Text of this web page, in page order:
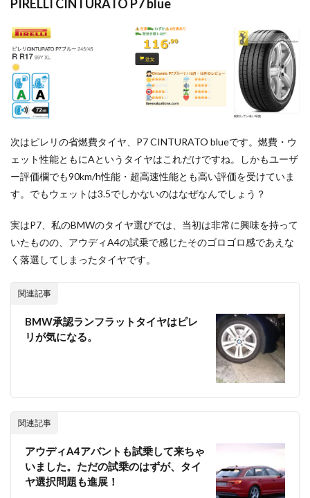
PIRELLI CINTURATO P7 blue
次はピレリの省燃費タイヤ、P7 CINTURATO blueです。燃費・ウ
ェット性能ともにAというタイヤはこれだけですね。しかもユーザ
ー評価欄でも90km/h性能・超高速性能とも高い評価を受けていま
す。でもウェットは3.5でしかないのはなぜなんでしょう？
実はP7、私のBMWのタイヤ選びでは、当初は非常に興味を持って
いたものの、アウディA4の試乗で感じたそのゴロゴロ感であえな
く落選してしまったタイヤです。
関連記事
BMW承認ランフラットタイヤはピレ
リが気になる。
関連記事
アウディA4アバントも試乗して来ちゃ
いました。ただの試乗のはずが、タイ
ヤ選択問題も進展！